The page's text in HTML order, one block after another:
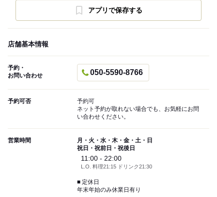
アプリで保存する
店舗基本情報
予約・
お問い合わせ
050-5590-8766
予約可否
予約可
ネット予約が取れない場合でも、お気軽にお問
い合わせください。
営業時間
月・火・水・木・金・土・日
祝日・祝前日・祝後日
11:00 - 22:00
L.O. 料理21:15 ドリンク21:30
■ 定休日
年末年始のみ休業日有り